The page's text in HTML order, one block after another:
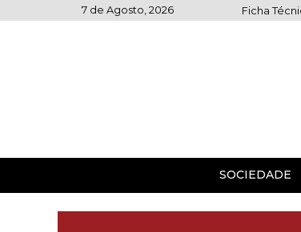
to
7 de Agosto, 2026 Ficha
SOCIEDADE